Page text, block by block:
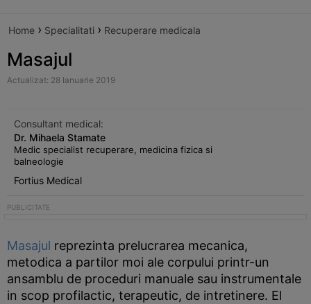
Home › Specialitati › Recuperare medicala
Masajul
Actualizat: 28 Ianuarie 2019
Consultant medical:
Dr. Mihaela Stamate
Medic specialist recuperare, medicina fizica si
balneologie
Fortius Medical
Masajul reprezinta prelucrarea mecanica,
metodica a partilor moi ale corpului printr-un
ansamblu de proceduri manuale sau instrumentale
in scop profilactic, terapeutic, de intretinere. El